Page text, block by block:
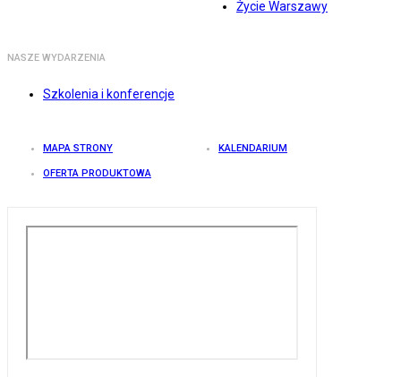
Życie Warszawy
NASZE WYDARZENIA
Szkolenia i konferencje
MAPA STRONY KALENDARIUM
OFERTA PRODUKTOWA